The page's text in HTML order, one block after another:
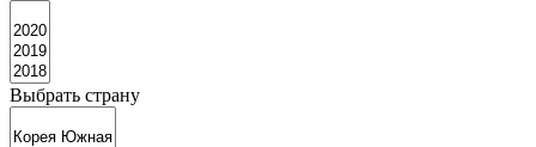
Выбрать страну